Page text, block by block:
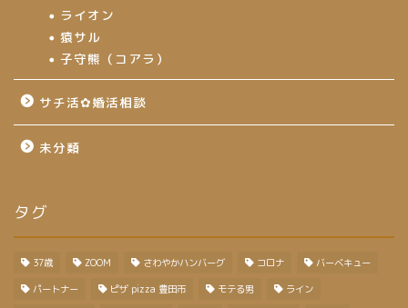
ライオン
猿サル
子守熊（コアラ）
サチ活✿婚活相談
未分類
タグ
37歳 ZOOM さわやかハンバーグ コロナ バーベキュー
パートナー ピザ pizza 豊田市 モテる男 ライン